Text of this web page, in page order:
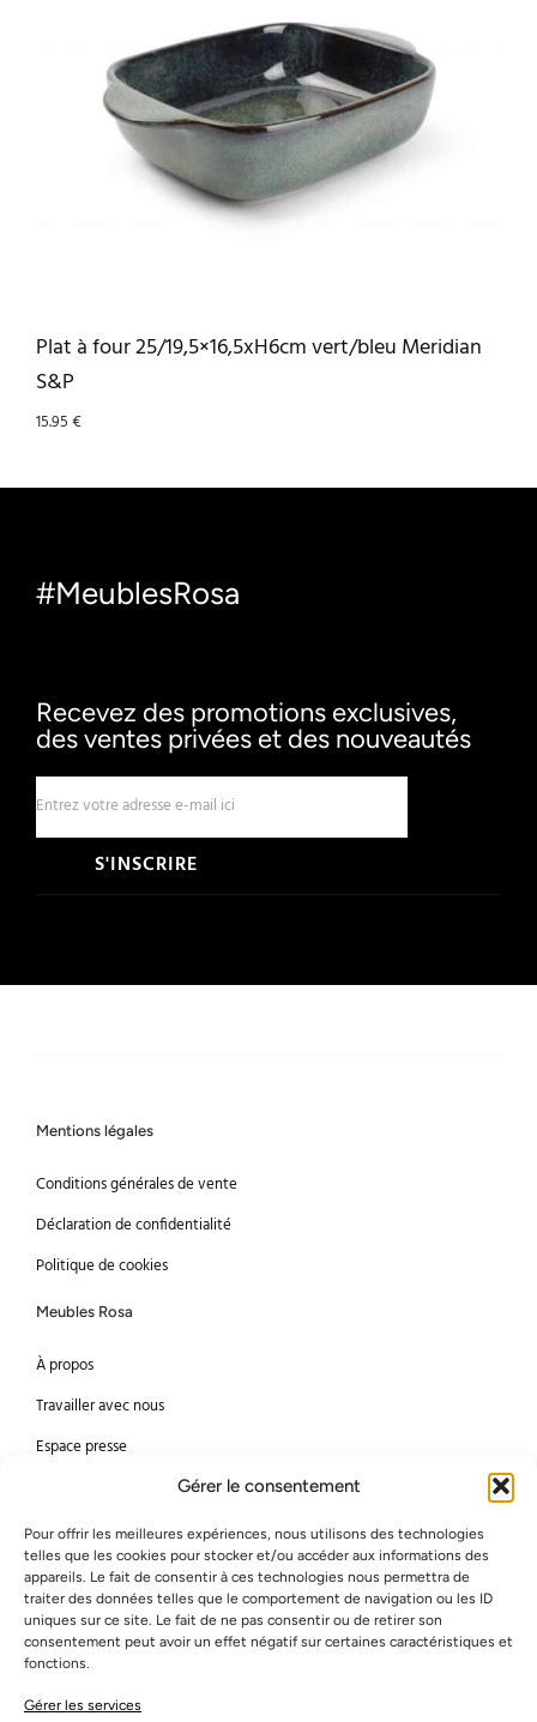
Gérer le consentement
Pour offrir les meilleures expériences, nous utilisons des technologies
telles que les cookies pour stocker et/ou accéder aux informations des
appareils. Le fait de consentir à ces technologies nous permettra de
traiter des données telles que le comportement de navigation ou les ID
uniques sur ce site. Le fait de ne pas consentir ou de retirer son
consentement peut avoir un effet négatif sur certaines caractéristiques et
fonctions.
Gérer les services
Plat à four 25/19,5×16,5xH6cm vert/bleu Meridian
S&P
15.95€
#MeublesRosa
Recevez des promotions exclusives,
des ventes privées et des nouveautés
S'INSCRIRE
Mentions légales
Conditions générales de vente
Déclaration de confidentialité
Politique de cookies
Meubles Rosa
À propos
Travailler avec nous
Espace presse
Méthodes de paiement
Mastercard
Bancontact
Virement bancaire
Visa
American Express
PayPal